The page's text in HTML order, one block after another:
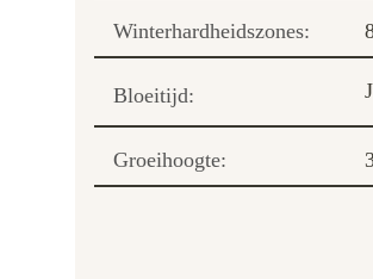
Winterhardheidszones:
Bloeitijd:
Groeihoogte: